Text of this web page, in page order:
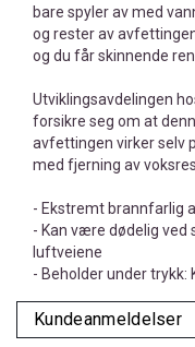
bare spyler av med
og rester av
og du får skinnende
Utviklingsavdelingen
forsikre seg om at
avfettingen virker selv
med fjerning av
- Ekstremt brannfarlig
- Kan være dødelig ved
luftveiene
- Beholder under trykk:
Kundeanmeldelser